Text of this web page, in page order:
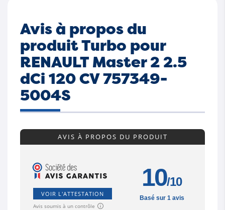
Avis à propos du
produit Turbo pour
RENAULT Master 2 2.5
dCi 120 CV 757349-
5004S
AVIS À PROPOS DU PRODUIT
VOIR L'ATTESTATION
Avis soumis à un contrôle
10/10
Basé sur 1 avis